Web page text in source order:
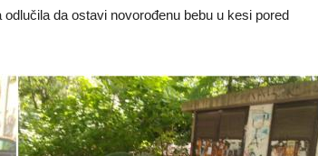
da ostavi novorođenu bebu u kesi pored